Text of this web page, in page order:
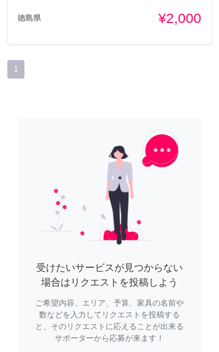
徳島県 ¥2,000
1
受けたいサービスが見つからない
場合はリクエストを投稿しよう
ご希望内容、エリア、予算、家具の名前や
数などを入力してリクエストを投稿する
と、そのリクエストに応えることが出来る
サポーターから応募が来ます！